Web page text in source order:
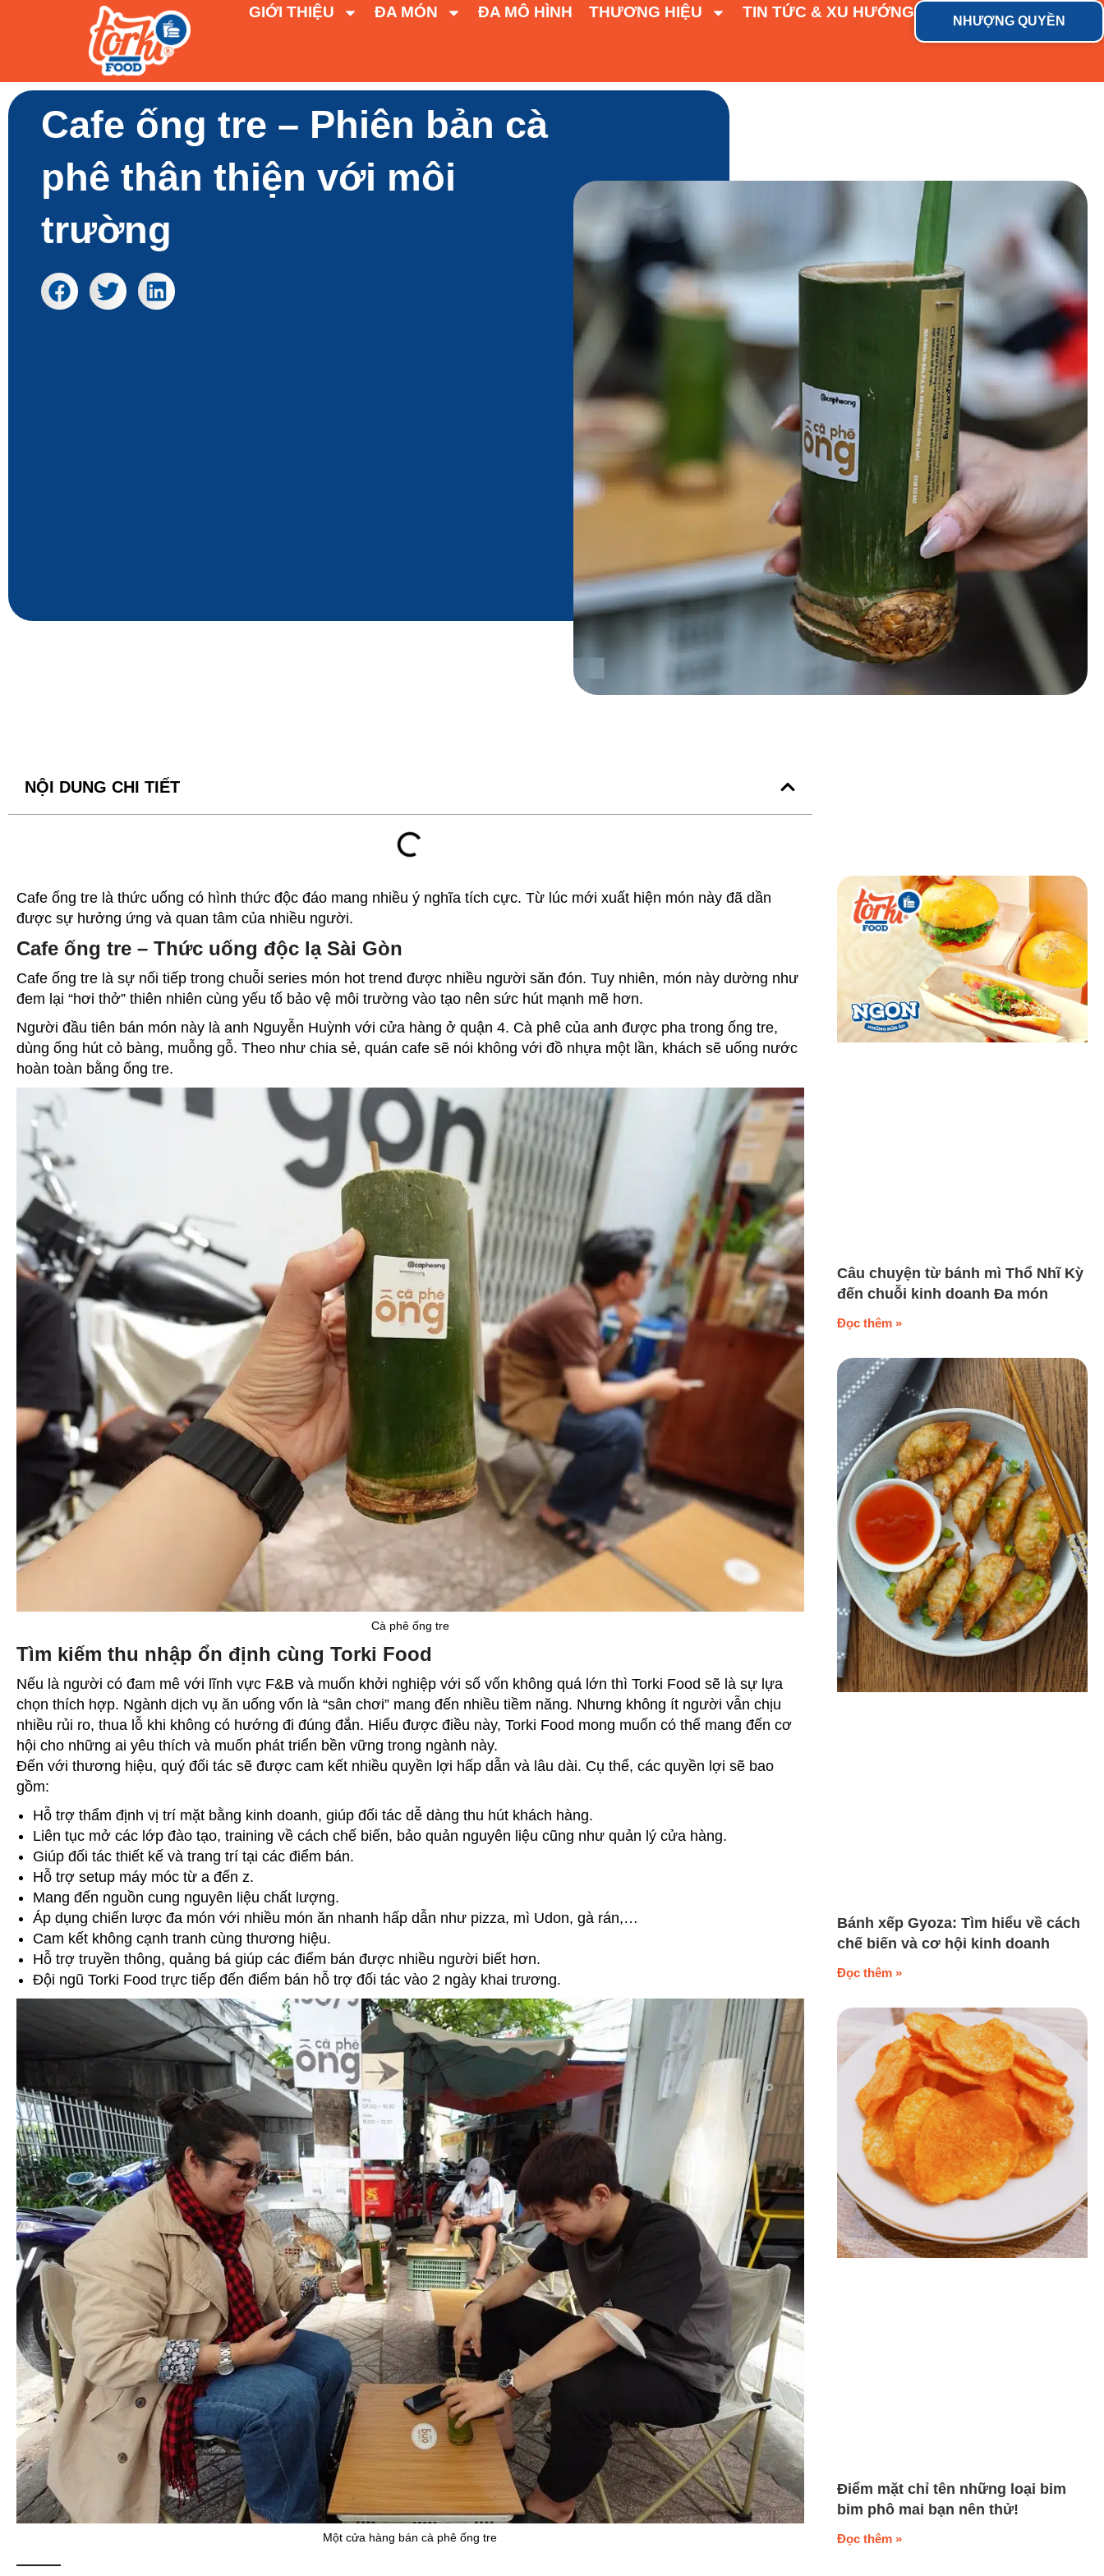
GIỚI THIỆU ĐA MÓN ĐA MÔ HÌNH THƯƠNG HIỆU TIN TỨC & XU HƯỚNG
NHƯỢNG QUYỀN
Cafe ống tre – Phiên bản cà
phê thân thiện với môi
trường
NỘI DUNG CHI TIẾT
Cafe ống tre là thức uống có hình thức độc đáo mang nhiều ý nghĩa tích cực. Từ lúc mới xuất hiện món này đã dần
được sự hưởng ứng và quan tâm của nhiều người.
Cafe ống tre – Thức uống độc lạ Sài Gòn
Cafe ống tre là sự nối tiếp trong chuỗi series món hot trend được nhiều người săn đón. Tuy nhiên, món này dường như
đem lại “hơi thở” thiên nhiên cùng yếu tố bảo vệ môi trường vào tạo nên sức hút mạnh mẽ hơn.
Người đầu tiên bán món này là anh Nguyễn Huỳnh với cửa hàng ở quận 4. Cà phê của anh được pha trong ống tre,
dùng ống hút cỏ bàng, muỗng gỗ. Theo như chia sẻ, quán cafe sẽ nói không với đồ nhựa một lần, khách sẽ uống nước
hoàn toàn bằng ống tre.
Cà phê ống tre
Tìm kiếm thu nhập ổn định cùng Torki Food
Nếu là người có đam mê với lĩnh vực F&B và muốn khởi nghiệp với số vốn không quá lớn thì Torki Food sẽ là sự lựa
chọn thích hợp. Ngành dịch vụ ăn uống vốn là “sân chơi” mang đến nhiều tiềm năng. Nhưng không ít người vẫn chịu
nhiều rủi ro, thua lỗ khi không có hướng đi đúng đắn. Hiểu được điều này, Torki Food mong muốn có thể mang đến cơ
hội cho những ai yêu thích và muốn phát triển bền vững trong ngành này.
Đến với thương hiệu, quý đối tác sẽ được cam kết nhiều quyền lợi hấp dẫn và lâu dài. Cụ thể, các quyền lợi sẽ bao
gồm:
Hỗ trợ thẩm định vị trí mặt bằng kinh doanh, giúp đối tác dễ dàng thu hút khách hàng.
Liên tục mở các lớp đào tạo, training về cách chế biến, bảo quản nguyên liệu cũng như quản lý cửa hàng.
Giúp đối tác thiết kế và trang trí tại các điểm bán.
Hỗ trợ setup máy móc từ a đến z.
Mang đến nguồn cung nguyên liệu chất lượng.
Áp dụng chiến lược đa món với nhiều món ăn nhanh hấp dẫn như pizza, mì Udon, gà rán,…
Cam kết không cạnh tranh cùng thương hiệu.
Hỗ trợ truyền thông, quảng bá giúp các điểm bán được nhiều người biết hơn.
Đội ngũ Torki Food trực tiếp đến điểm bán hỗ trợ đối tác vào 2 ngày khai trương.
Một cửa hàng bán cà phê ống tre
———
Câu chuyện từ bánh mì Thổ Nhĩ Kỳ
đến chuỗi kinh doanh Đa món
Đọc thêm »
Bánh xếp Gyoza: Tìm hiểu về cách
chế biến và cơ hội kinh doanh
Đọc thêm »
Điểm mặt chỉ tên những loại bim
bim phô mai bạn nên thử!
Đọc thêm »